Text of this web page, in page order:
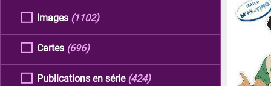
Images (1102)
Cartes (696)
Publications en série (424)